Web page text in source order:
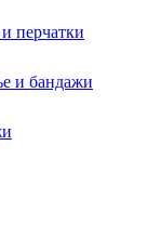
перчатки
и бандажи